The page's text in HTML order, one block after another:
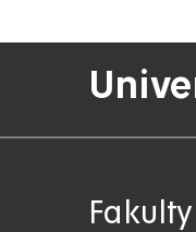
Fakulty